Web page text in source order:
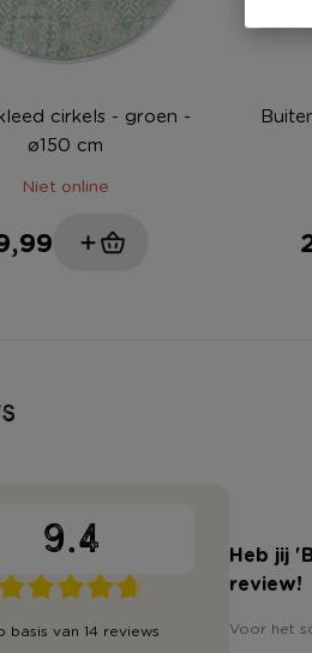
cirkels - groen -
ø150 cm
Niet online
9.4
basis van 14 reviews
Heb jij
review!
Voor het